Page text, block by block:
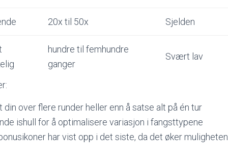
20x til 50x Sjelden
hundre til femhundre
ganger
Svært lav
over flere runder heller enn å satse alt på én tur
ishull for å optimalisere variasjon i fangsttypene
har vist opp i det siste, da det øker muligheten